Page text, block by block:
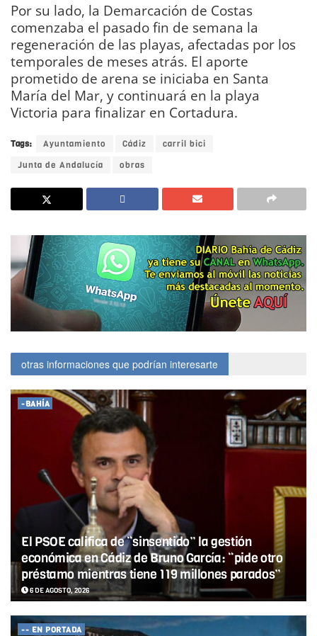
Por su lado, la Demarcación de Costas
comenzaba el pasado fin de semana la
regeneración de las playas, afectadas por los
temporales de meses atrás. El aporte
prometido de arena se iniciaba en Santa
María del Mar, y continuará en la playa
Victoria para finalizar en Cortadura.
Tags: Ayuntamiento Cádiz
carril bici
Junta de Andalucía
obras
otras informaciones que podrían interesarte
-BAHÍA
El PSOE califica de “sinsentido” la gestión
económica en Cádiz de Bruno García: “pide otro
préstamo mientras tiene 119 millones parados”
6 DE AGOSTO, 2026
-- EN PORTADA